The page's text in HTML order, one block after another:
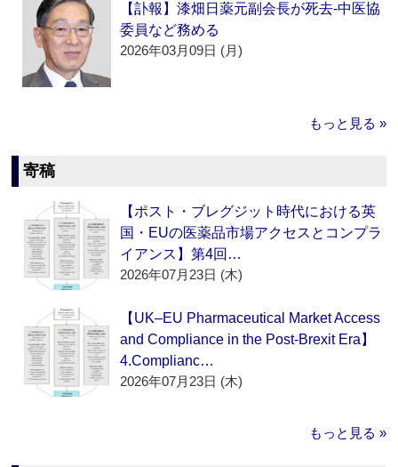
【訃報】漆畑日薬元副会長が死去‐中医協
委員など務める
2026年03月09日 (月)
もっと見る »
寄稿
【ポスト・ブレグジット時代における英
国・EUの医薬品市場アクセスとコンプラ
イアンス】第4回…
2026年07月23日 (木)
【UK–EU Pharmaceutical Market Access
and Compliance in the Post-Brexit Era】
4.Complianc…
2026年07月23日 (木)
もっと見る »